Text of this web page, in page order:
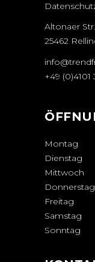
Altonaer
25462
+49 (0)4101
Montag
Dienstag
Mittwoch
Donnerstag
Freitag
Samstag
Sonntag